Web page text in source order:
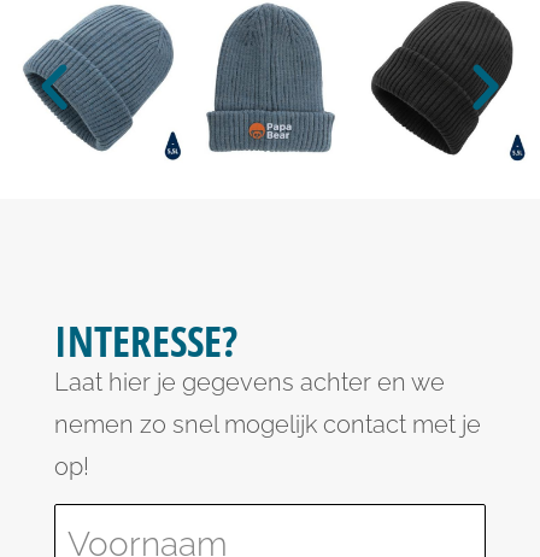
INTERESSE?
Laat hier je gegevens achter en we
nemen zo snel mogelijk contact met je
op!